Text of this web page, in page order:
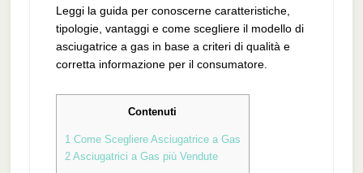
Leggi la guida per conoscerne caratteristiche,
tipologie, vantaggi e come scegliere il modello di
asciugatrice a gas in base a criteri di qualità e
corretta informazione per il consumatore.
Contenuti
1Come Scegliere Asciugatrice a Gas
2Asciugatrici a Gas più Vendute